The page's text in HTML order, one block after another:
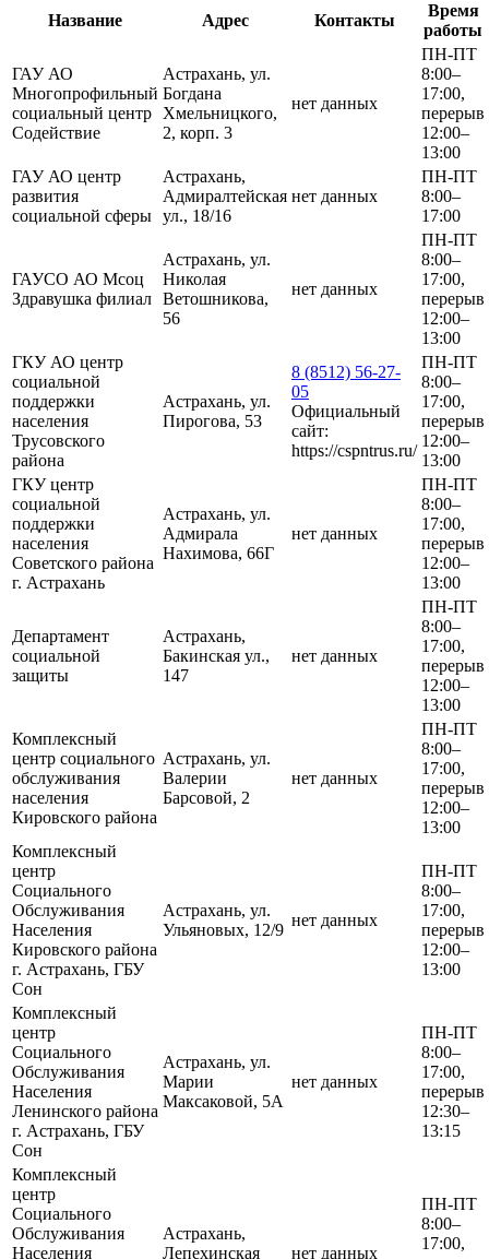
Название Адрес Контакты
Время
работы
ГАУ АО
Многопрофильный
социальный центр
Содействие
Астрахань, ул.
Богдана
Хмельницкого,
2, корп. 3
нет данных
ПН-ПТ
8:00–
17:00,
перерыв
12:00–
13:00
ГАУ АО центр
развития
социальной сферы
Астрахань,
Адмиралтейская
ул., 18/16
нет данных
ПН-ПТ
8:00–
17:00
ГАУСО АО Мсоц
Здравушка филиал
Астрахань, ул.
Николая
Ветошникова,
56
нет данных
ПН-ПТ
8:00–
17:00,
перерыв
12:00–
13:00
ГКУ АО центр
социальной
поддержки
населения
Трусовского
района
Астрахань, ул.
Пирогова, 53
8 (8512) 56-27-
05
Официальный
сайт:
https://cspntrus.ru/
ПН-ПТ
8:00–
17:00,
перерыв
12:00–
13:00
ГКУ центр
социальной
поддержки
населения
Советского района
г. Астрахань
Астрахань, ул.
Адмирала
Нахимова, 66Г
нет данных
ПН-ПТ
8:00–
17:00,
перерыв
12:00–
13:00
Департамент
социальной
защиты
Астрахань,
Бакинская ул.,
147
нет данных
ПН-ПТ
8:00–
17:00,
перерыв
12:00–
13:00
Комплексный
центр социального
обслуживания
населения
Кировского района
Астрахань, ул.
Валерии
Барсовой, 2
нет данных
ПН-ПТ
8:00–
17:00,
перерыв
12:00–
13:00
Комплексный
центр
Социального
Обслуживания
Населения
Кировского района
г. Астрахань, ГБУ
Сон
Астрахань, ул.
Ульяновых, 12/9
нет данных
ПН-ПТ
8:00–
17:00,
перерыв
12:00–
13:00
Комплексный
центр
Социального
Обслуживания
Населения
Ленинского района
г. Астрахань, ГБУ
Сон
Астрахань, ул.
Марии
Максаковой, 5А
нет данных
ПН-ПТ
8:00–
17:00,
перерыв
12:30–
13:15
Комплексный
центр
Социального
Обслуживания
Населения
Астрахань,
Лепехинская
нет данных
ПН-ПТ
8:00–
17:00,